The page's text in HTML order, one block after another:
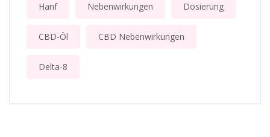
Hanf Nebenwirkungen Dosierung
CBD-Öl CBD Nebenwirkungen
Delta-8